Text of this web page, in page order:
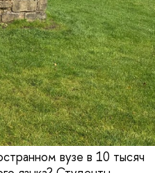
вузе в 10 тысяч